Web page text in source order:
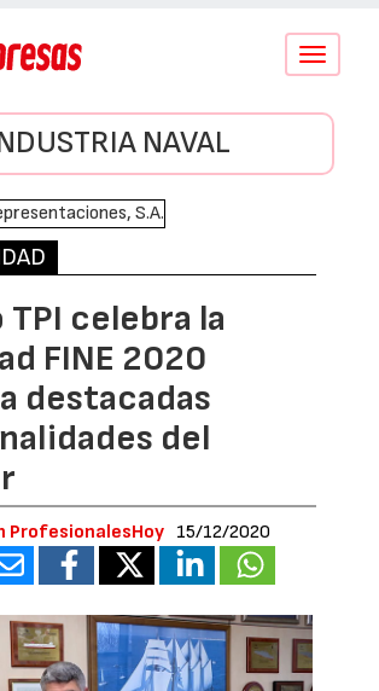
Conmutar
NAVAL
TPI celebra la
FINE 2020
destacadas
del
ProfesionalesHoy 15/12/2020